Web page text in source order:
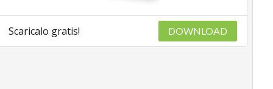
Scaricalo gratis! DOWNLOAD